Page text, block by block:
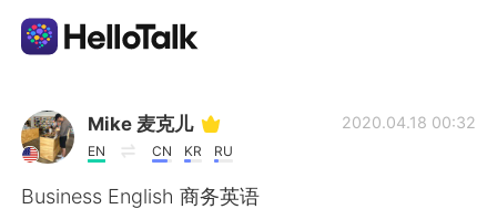
Aplicación de intercambio de idiomas
AI Grammar Checker
Mike 麦克儿
EN CN KR RU
2020.04.18 00:32
Business English 商务英语